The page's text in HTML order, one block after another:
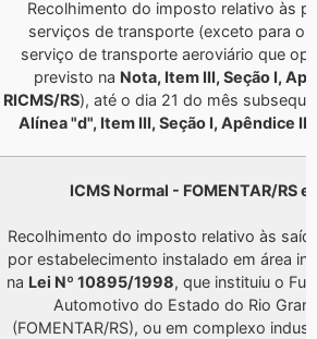
Recolhimento do imposto relativo às
serviços de transporte (exceto para o
serviço de transporte aeroviário que
previsto na Nota, Item III, Seção I,
RICMS/RS), até o dia 21 do mês
Alínea "d", Item III, Seção I, Apêndice III
ICMS Normal - FOMENTAR/RS e
Recolhimento do imposto relativo às
por estabelecimento instalado em área
na Lei Nº 10895/1998, que instituiu o
Automotivo do Estado do Rio
(FOMENTAR/RS), ou em complexo